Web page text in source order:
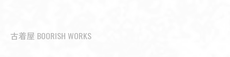
古着屋 BOORISH WORKS